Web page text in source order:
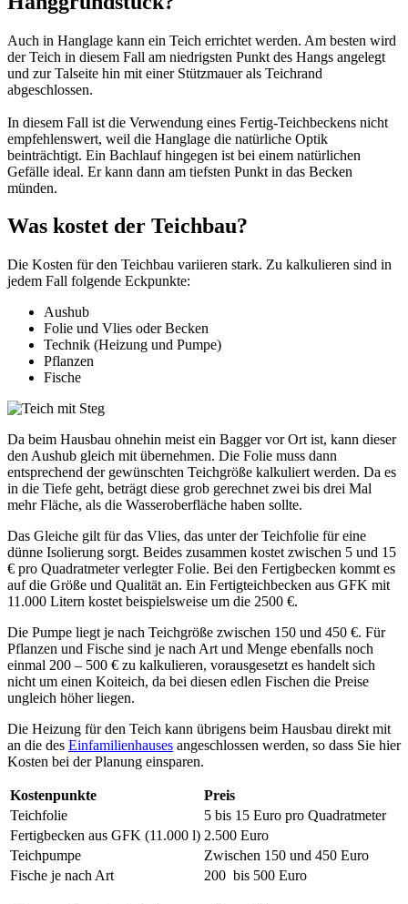
Auch in Hanglage kann ein Teich errichtet werden. Am besten wird
der Teich in diesem Fall am niedrigsten Punkt des Hangs angelegt
und zur Talseite hin mit einer Stützmauer als Teichrand
abgeschlossen.
In diesem Fall ist die Verwendung eines Fertig-Teichbeckens nicht
empfehlenswert, weil die Hanglage die natürliche Optik
beinträchtigt. Ein Bachlauf hingegen ist bei einem natürlichen
Gefälle ideal. Er kann dann am tiefsten Punkt in das Becken
münden.
Was kostet der Teichbau?
Die Kosten für den Teichbau variieren stark. Zu kalkulieren sind in
jedem Fall folgende Eckpunkte:
Aushub
Folie und Vlies oder Becken
Technik (Heizung und Pumpe)
Pflanzen
Fische
Da beim Hausbau ohnehin meist ein Bagger vor Ort ist, kann dieser
den Aushub gleich mit übernehmen. Die Folie muss dann
entsprechend der gewünschten Teichgröße kalkuliert werden. Da es
in die Tiefe geht, beträgt diese grob gerechnet zwei bis drei Mal
mehr Fläche, als die Wasseroberfläche haben sollte.
Das Gleiche gilt für das Vlies, das unter der Teichfolie für eine
dünne Isolierung sorgt. Beides zusammen kostet zwischen 5 und 15
€ pro Quadratmeter verlegter Folie. Bei den Fertigbecken kommt es
auf die Größe und Qualität an. Ein Fertigteichbecken aus GFK mit
11.000 Litern kostet beispielsweise um die 2500 €.
Die Pumpe liegt je nach Teichgröße zwischen 150 und 450 €. Für
Pflanzen und Fische sind je nach Art und Menge ebenfalls noch
einmal 200 – 500 € zu kalkulieren, vorausgesetzt es handelt sich
nicht um einen Koiteich, da bei diesen edlen Fischen die Preise
ungleich höher liegen.
Die Heizung für den Teich kann übrigens beim Hausbau direkt mit
an die des Einfamilienhauses angeschlossen werden, so dass Sie hier
Kosten bei der Planung einsparen.
Kostenpunkte
Preis
Teichfolie
5 bis 15 Euro pro Quadratmeter
Fertigbecken aus GFK (11.000 l) 2.500 Euro
Teichpumpe
Zwischen 150 und 450 Euro
Fische je nach Art
200 bis 500 Euro